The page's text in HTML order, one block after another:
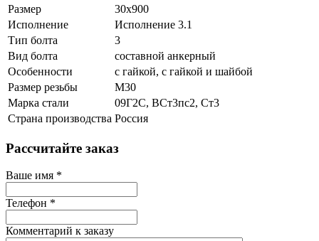
Размер
30х900
Исполнение
Исполнение 3.1
Тип болта
3
Вид болта
составной анкерный
Особенности
с гайкой, с гайкой и шайбой
Размер резьбы
М30
Марка стали
09Г2С, ВСт3пс2, Ст3
Страна производства Россия
Рассчитайте заказ
Ваше имя *
Телефон *
Комментарий к заказу